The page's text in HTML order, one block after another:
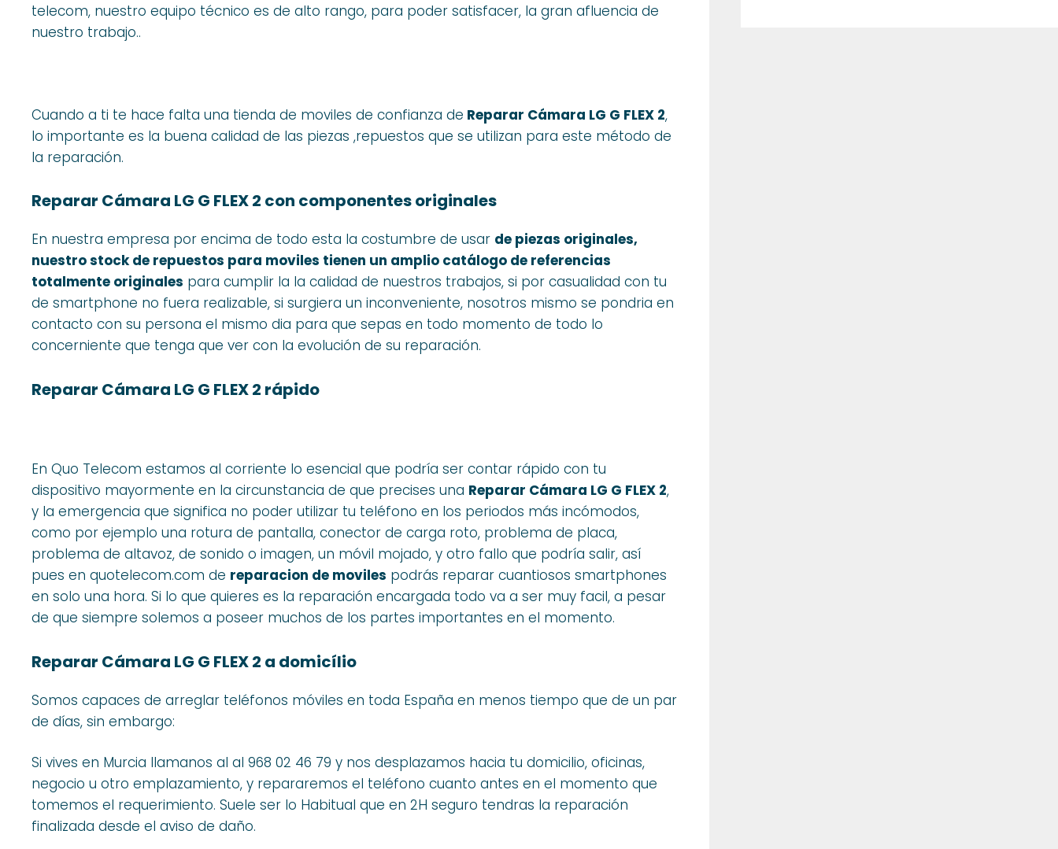
telecom, nuestro equipo técnico es de alto rango, para poder satisfacer, la gran afluencia de
nuestro trabajo..
Cuando a ti te hace falta una tienda de moviles de confianza de Reparar Cámara LG G FLEX 2,
lo importante es la buena calidad de las piezas ,repuestos que se utilizan para este método de
la reparación.
Reparar Cámara LG G FLEX 2 con componentes originales
En nuestra empresa por encima de todo esta la costumbre de usar de piezas originales,
nuestro stock de repuestos para moviles tienen un amplio catálogo de referencias
totalmente originales para cumplir la la calidad de nuestros trabajos, si por casualidad con tu
de smartphone no fuera realizable, si surgiera un inconveniente, nosotros mismo se pondria en
contacto con su persona el mismo dia para que sepas en todo momento de todo lo
concerniente que tenga que ver con la evolución de su reparación.
Reparar Cámara LG G FLEX 2 rápido
En Quo Telecom estamos al corriente lo esencial que podría ser contar rápido con tu
dispositivo mayormente en la circunstancia de que precises una Reparar Cámara LG G FLEX 2,
y la emergencia que significa no poder utilizar tu teléfono en los periodos más incómodos,
como por ejemplo una rotura de pantalla, conector de carga roto, problema de placa,
problema de altavoz, de sonido o imagen, un móvil mojado, y otro fallo que podría salir, así
pues en quotelecom.com de reparacion de moviles podrás reparar cuantiosos smartphones
en solo una hora. Si lo que quieres es la reparación encargada todo va a ser muy facil, a pesar
de que siempre solemos a poseer muchos de los partes importantes en el momento.
Reparar Cámara LG G FLEX 2 a domicílio
Somos capaces de arreglar teléfonos móviles en toda España en menos tiempo que de un par
de días, sin embargo:
Si vives en Murcia llamanos al al 968 02 46 79 y nos desplazamos hacia tu domicilio, oficinas,
negocio u otro emplazamiento, y repararemos el teléfono cuanto antes en el momento que
tomemos el requerimiento. Suele ser lo Habitual que en 2H seguro tendras la reparación
finalizada desde el aviso de daño.